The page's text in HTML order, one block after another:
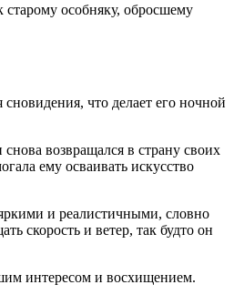
особняку, обросшему
что делает его ночной
возвращался в страну своих
ему осваивать искусство
и реалистичными, словно
скорость и ветер, так будто он
интересом и восхищением.